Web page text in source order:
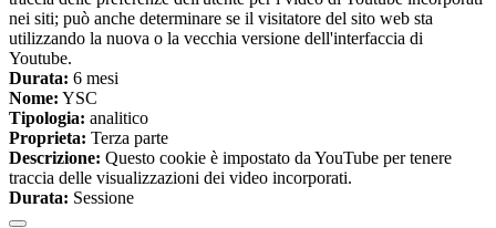
nei siti; può anche determinare se il visitatore del sito web sta
utilizzando la nuova o la vecchia versione dell'interfaccia di
Youtube.
Durata: 6 mesi
Nome: YSC
Tipologia: analitico
Proprieta: Terza parte
Descrizione: Questo cookie è impostato da YouTube per tenere
traccia delle visualizzazioni dei video incorporati.
Durata: Sessione